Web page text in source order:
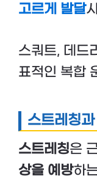
고르게 발달
스쿼트, 데드
표적인 복합
스트레칭
스트레칭은
상을 예방하